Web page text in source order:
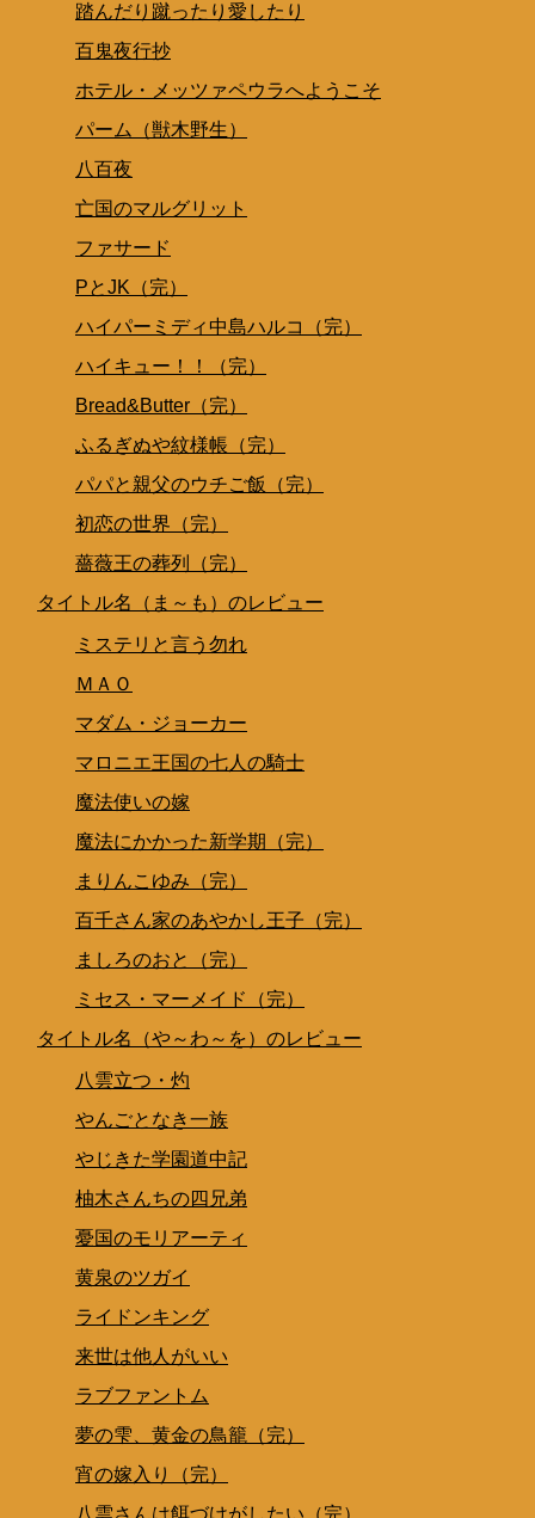
踏んだり蹴ったり愛したり
百鬼夜行抄
ホテル・メッツァペウラへようこそ
パーム（獣木野生）
八百夜
亡国のマルグリット
ファサード
PとJK（完）
ハイパーミディ中島ハルコ（完）
ハイキュー！！（完）
Bread&Butter（完）
ふるぎぬや紋様帳（完）
パパと親父のウチご飯（完）
初恋の世界（完）
薔薇王の葬列（完）
タイトル名（ま～も）のレビュー
ミステリと言う勿れ
ＭＡＯ
マダム・ジョーカー
マロニエ王国の七人の騎士
魔法使いの嫁
魔法にかかった新学期（完）
まりんこゆみ（完）
百千さん家のあやかし王子（完）
ましろのおと（完）
ミセス・マーメイド（完）
タイトル名（や～わ～を）のレビュー
八雲立つ・灼
やんごとなき一族
やじきた学園道中記
柚木さんちの四兄弟
憂国のモリアーティ
黄泉のツガイ
ライドンキング
来世は他人がいい
ラブファントム
夢の雫、黄金の鳥籠（完）
宵の嫁入り（完）
八雲さんは餌づけがしたい（完）